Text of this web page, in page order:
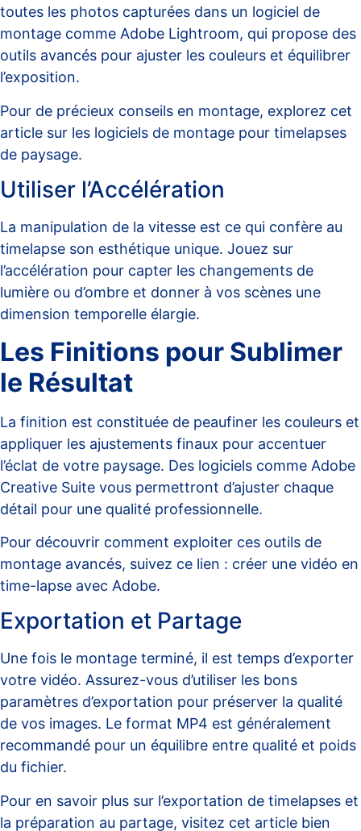
toutes les photos capturées dans un logiciel de
montage comme Adobe Lightroom, qui propose des
outils avancés pour ajuster les couleurs et équilibrer
l’exposition.
Pour de précieux conseils en montage, explorez cet
article sur les logiciels de montage pour timelapses
de paysage.
Utiliser l’Accélération
La manipulation de la vitesse est ce qui confère au
timelapse son esthétique unique. Jouez sur
l’accélération pour capter les changements de
lumière ou d’ombre et donner à vos scènes une
dimension temporelle élargie.
Les Finitions pour Sublimer
le Résultat
La finition est constituée de peaufiner les couleurs et
appliquer les ajustements finaux pour accentuer
l’éclat de votre paysage. Des logiciels comme Adobe
Creative Suite vous permettront d’ajuster chaque
détail pour une qualité professionnelle.
Pour découvrir comment exploiter ces outils de
montage avancés, suivez ce lien : créer une vidéo en
time-lapse avec Adobe.
Exportation et Partage
Une fois le montage terminé, il est temps d’exporter
votre vidéo. Assurez-vous d’utiliser les bons
paramètres d’exportation pour préserver la qualité
de vos images. Le format MP4 est généralement
recommandé pour un équilibre entre qualité et poids
du fichier.
Pour en savoir plus sur l’exportation de timelapses et
la préparation au partage, visitez cet article bien